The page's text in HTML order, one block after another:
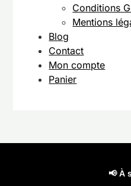
Conditions
Mentions
Blog
Contact
Mon compte
Panier
📢 À